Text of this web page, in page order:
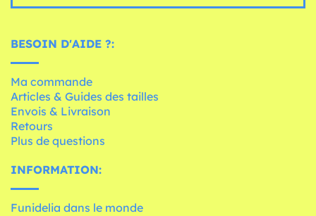
BESOIN D'AIDE ?:
Ma commande
Articles & Guides des tailles
Envois & Livraison
Retours
Plus de questions
INFORMATION:
Funidelia dans le monde